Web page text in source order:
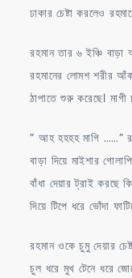
ঢাকার চেষ্টা করলেও
রহমান তার ৬ ইঞ্চি বাড়া
রহমানের লোমশ শরীর
ঠাপাতে শুরু করেছে। মাগী
” আহ হহহহ মাগি ……”
বাড়া দিয়ে মাইশার
বাঁধা দেয়ার ট্রাই
দিয়ে টিপে ধরে ভোঁদা
রহমান ওকে চুমু দেয়ার
চুল ধরে মুখ টেনে ধরে